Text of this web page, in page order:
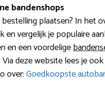
bandenshops
plaatsen? In het
en vergelijk je populaire
en een voordelige
deze website lees je ook
over:Goedkoopste